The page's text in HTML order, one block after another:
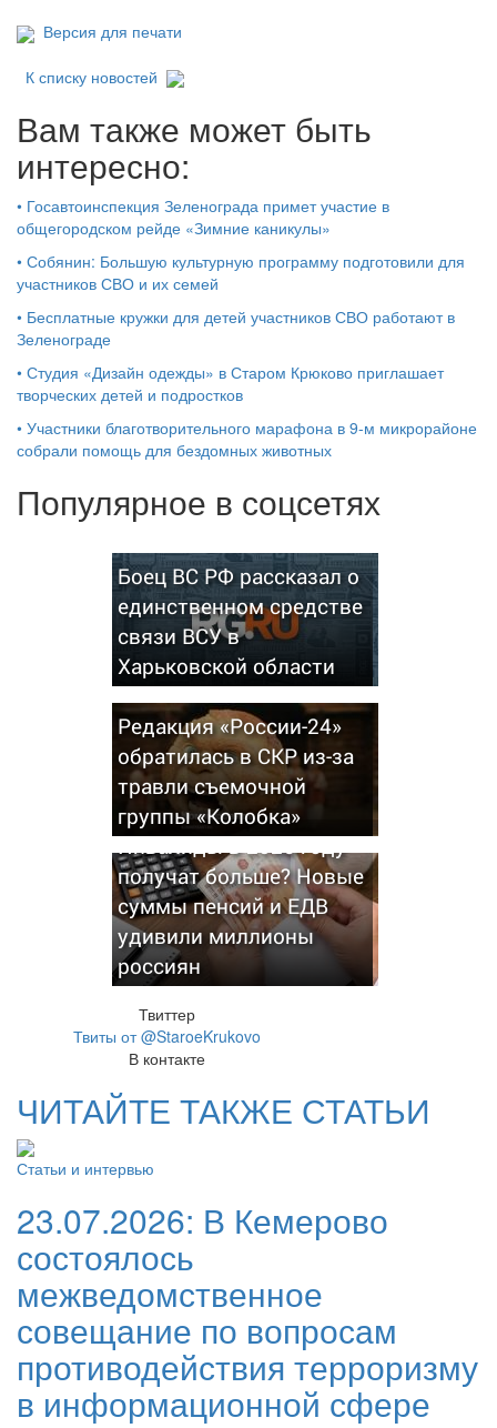
Версия для печати
К списку новостей
Вам также может быть
интересно:
• Госавтоинспекция Зеленограда примет участие в
общегородском рейде «Зимние каникулы»
• Собянин: Большую культурную программу подготовили для
участников СВО и их семей
• Бесплатные кружки для детей участников СВО работают в
Зеленограде
• Студия «Дизайн одежды» в Старом Крюково приглашает
творческих детей и подростков
• Участники благотворительного марафона в 9-м микрорайоне
собрали помощь для бездомных животных
Популярное в соцсетях
Боец ВС РФ рассказал о
единственном средстве
связи ВСУ в
Харьковской области
Редакция «России-24»
обратилась в СКР из-за
травли съемочной
группы «Колобка»
Инвалиды в 2026 году
получат больше? Новые
суммы пенсий и ЕДВ
удивили миллионы
россиян
Твиттер
Твиты от @StaroeKrukovo
В контакте
ЧИТАЙТЕ ТАКЖЕ СТАТЬИ
Статьи и интервью
23.07.2026: В Кемерово
состоялось
межведомственное
совещание по вопросам
противодействия терроризму
в информационной сфере